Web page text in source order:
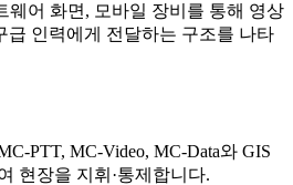
PTT, MC-Video, MC-Data와 GIS
현장을 지휘·통제합니다.